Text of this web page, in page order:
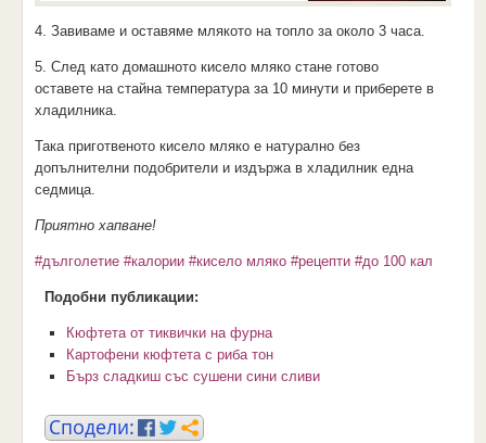
4. Завиваме и оставяме млякото на топло за около 3 часа.
5. След като домашното кисело мляко стане готово
оставете на стайна температура за 10 минути и приберете в
хладилника.
Така приготвеното кисело мляко е натурално без
допълнителни подобрители и издържа в хладилник една
седмица.
Приятно хапване!
#дълголетие #калории #кисело мляко #рецепти #до 100 кал
Подобни публикации:
Кюфтета от тиквички на фурна
Картофени кюфтета с риба тон
Бърз сладкиш със сушени сини сливи